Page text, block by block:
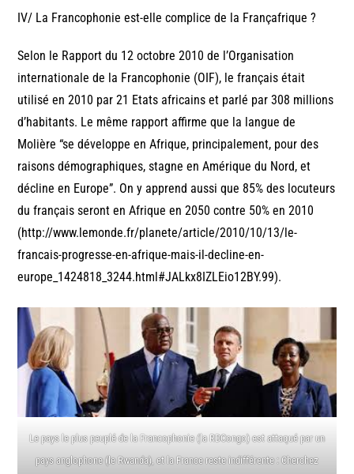
IV/ La Francophonie est-elle complice de la Françafrique ?
Selon le Rapport du 12 octobre 2010 de l’Organisation
internationale de la Francophonie (OIF), le français était
utilisé en 2010 par 21 Etats africains et parlé par 308 millions
d’habitants. Le même rapport affirme que la langue de
Molière “se développe en Afrique, principalement, pour des
raisons démographiques, stagne en Amérique du Nord, et
décline en Europe”. On y apprend aussi que 85% des locuteurs
du français seront en Afrique en 2050 contre 50% en 2010
(http://www.lemonde.fr/planete/article/2010/10/13/le-
francais-progresse-en-afrique-mais-il-decline-en-
europe_1424818_3244.html#JALkx8IZLEio12BY.99).
Le pays le plus peuplé de la Francophonie (la RDCongo) est attaqué par un
pays anglophone (le Rwanda), et la France reste indifférente : Cherchez